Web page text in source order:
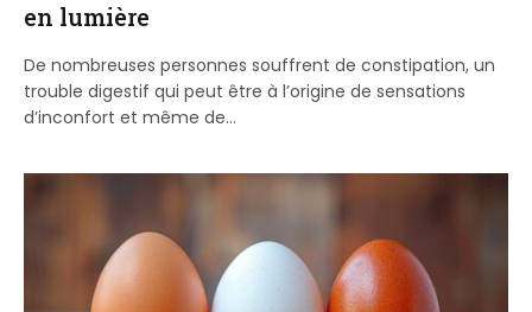
en lumière
De nombreuses personnes souffrent de constipation, un
trouble digestif qui peut être à l’origine de sensations
d’inconfort et même de…